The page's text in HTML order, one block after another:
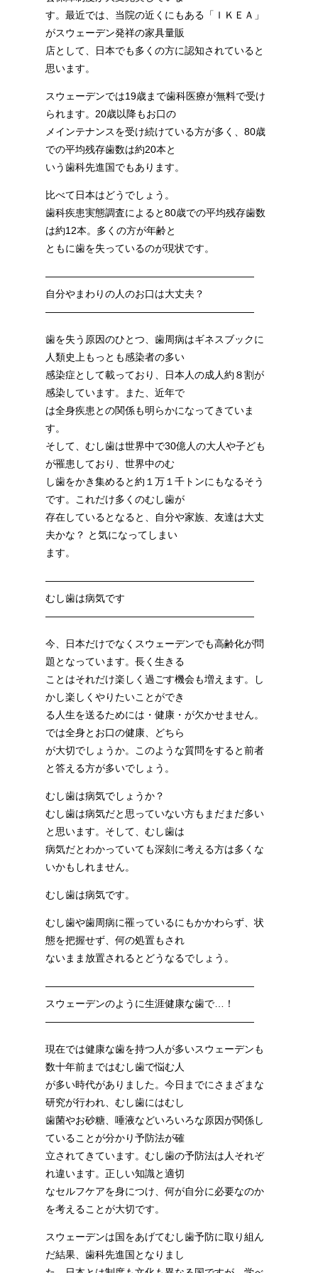
す。最近では、当院の近くにもある「ＩＫＥＡ」
がスウェーデン発祥の家具量販
店として、日本でも多くの方に認知されていると
思います。
スウェーデンでは19歳まで歯科医療が無料で受け
られます。20歳以降もお口の
メインテナンスを受け続けている方が多く、80歳
での平均残存歯数は約20本と
いう歯科先進国でもあります。
比べて日本はどうでしょう。
歯科疾患実態調査によると80歳での平均残存歯数
は約12本。多くの方が年齢と
ともに歯を失っているのが現状です。
—————————————————————
自分やまわりの人のお口は大丈夫？
—————————————————————
歯を失う原因のひとつ、歯周病はギネスブックに
人類史上もっとも感染者の多い
感染症として載っており、日本人の成人約８割が
感染しています。また、近年で
は全身疾患との関係も明らかになってきていま
す。
そして、むし歯は世界中で30億人の大人や子ども
が罹患しており、世界中のむ
し歯をかき集めると約１万１千トンにもなるそう
です。これだけ多くのむし歯が
存在しているとなると、自分や家族、友達は大丈
夫かな？ と気になってしまい
ます。
—————————————————————
むし歯は病気です
—————————————————————
今、日本だけでなくスウェーデンでも高齢化が問
題となっています。長く生きる
ことはそれだけ楽しく過ごす機会も増えます。し
かし楽しくやりたいことができ
る人生を送るためには・健康・が欠かせません。
では全身とお口の健康、どちら
が大切でしょうか。このような質問をすると前者
と答える方が多いでしょう。
むし歯は病気でしょうか？
むし歯は病気だと思っていない方もまだまだ多い
と思います。そして、むし歯は
病気だとわかっていても深刻に考える方は多くな
いかもしれません。
むし歯は病気です。
むし歯や歯周病に罹っているにもかかわらず、状
態を把握せず、何の処置もされ
ないまま放置されるとどうなるでしょう。
—————————————————————
スウェーデンのように生涯健康な歯で…！
—————————————————————
現在では健康な歯を持つ人が多いスウェーデンも
数十年前まではむし歯で悩む人
が多い時代がありました。今日までにさまざまな
研究が行われ、むし歯にはむし
歯菌やお砂糖、唾液などいろいろな原因が関係し
ていることが分かり予防法が確
立されてきています。むし歯の予防法は人それぞ
れ違います。正しい知識と適切
なセルフケアを身につけ、何が自分に必要なのか
を考えることが大切です。
スウェーデンは国をあげてむし歯予防に取り組ん
だ結果、歯科先進国となりまし